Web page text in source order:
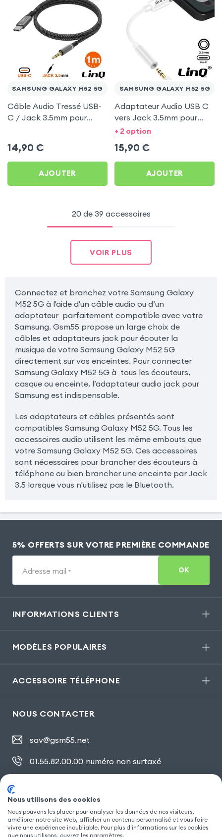
SAMSUNG GALAXY M52 5G
Câble Audio Tressé USB-
C / Jack 3.5mm pour
14,90 €
AJOUTER
SAMSUNG GALAXY M52 5G
Adaptateur Audio USB C
vers Jack 3.5mm pour
Samsung Galaxy M52 5G
+ 2 option
15,90 €
AJOUTER
20 de 39 accessoires
VOIR PLUS
Connectez et branchez votre Samsung Galaxy
M52 5G à l'aide d'un câble audio ou d’un
adaptateur parfaitement compatible avec votre
Samsung. Gsm55 propose un large choix de
câbles et adaptateurs jack pour écouter la
musique de votre Samsung Galaxy M52 5G
directement sur vos enceintes. Pour connecter
Samsung Galaxy M52 5G à tous les écouteurs,
casque ou enceinte, l’adaptateur audio jack pour
Samsung est indispensable.
Les adaptateurs et câbles présentés sont
compatibles Samsung Galaxy M52 5G. Tous les
accessoires audio utilisent les même embouts que
votre Samsung Galaxy M52 5G. Ces accessoires
sont nécessaires pour brancher des écouteurs à
téléphone ou bien brancher une enceinte par Jack
3.5 lorsque vous n'utilisez pas le Bluetooth.
5% OFFERTS SUR VOTRE PREMIÈRE COMMANDE
Adresse mail * OK
INFORMATIONS CLIENTS
MODÈLES POPULAIRES
ACCESSOIRE TÉLÉPHONE
NOUS CONTACTER
sav@gsm55.net
01.55.82.00.00 numéro non surtaxé
SUIVEZ NOUS
Nous utilisons des cookies
Nous pouvons les placer pour analyser les données de nos visiteurs,
améliorer notre site Web, afficher un contenu personnalisé et vous faire
vivre une expérience inoubliable. Pour plus d'informations sur les cookies
que nous utilisons, ouvrez les paramètres.